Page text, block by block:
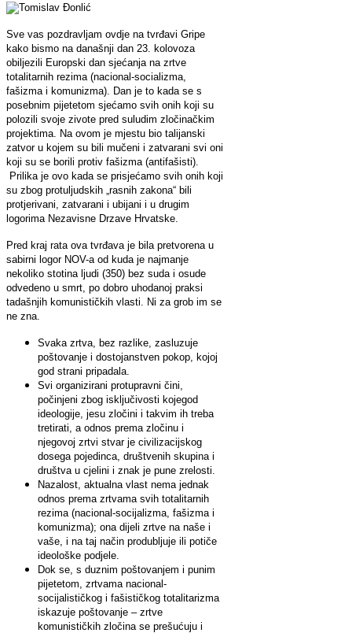
Sve vas pozdravljam ovdje na tvrđavi Gripe
kako bismo na današnji dan 23. kolovoza
obiljezili Europski dan sjećanja na zrtve
totalitarnih rezima (nacional-socializma,
fašizma i komunizma). Dan je to kada se s
posebnim pijetetom sjećamo svih onih koji su
polozili svoje zivote pred suludim zločinačkim
projektima. Na ovom je mjestu bio talijanski
zatvor u kojem su bili mučeni i zatvarani svi oni
koji su se borili protiv fašizma (antifašisti).
Prilika je ovo kada se prisjećamo svih onih koji
su zbog protuljudskih „rasnih zakona“ bili
protjerivani, zatvarani i ubijani i u drugim
logorima Nezavisne Drzave Hrvatske.
Pred kraj rata ova tvrđava je bila pretvorena u
sabirni logor NOV-a od kuda je najmanje
nekoliko stotina ljudi (350) bez suda i osude
odvedeno u smrt, po dobro uhodanoj praksi
tadašnjih komunističkih vlasti. Ni za grob im se
ne zna.
Svaka zrtva, bez razlike, zasluzuje
poštovanje i dostojanstven pokop, kojoj
god strani pripadala.
Svi organizirani protupravni čini,
počinjeni zbog isključivosti kojegod
ideologije, jesu zločini i takvim ih treba
tretirati, a odnos prema zločinu i
njegovoj zrtvi stvar je civilizacijskog
dosega pojedinca, društvenih skupina i
društva u cjelini i znak je pune zrelosti.
Nazalost, aktualna vlast nema jednak
odnos prema zrtvama svih totalitarnih
rezima (nacional-socijalizma, fašizma i
komunizma); ona dijeli zrtve na naše i
vaše, i na taj način produbljuje ili potiče
ideološke podjele.
Dok se, s duznim poštovanjem i punim
pijetetom, zrtvama nacional-
socijalističkog i fašističkog totalitarizma
iskazuje poštovanje – zrtve
komunističkih zločina se prešućuju i